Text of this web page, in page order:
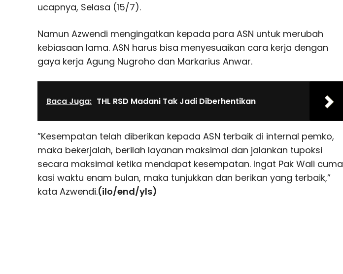
ucapnya, Selasa (15/7).
Namun Azwendi mengingatkan kepada para ASN untuk merubah
kebiasaan lama. ASN harus bisa menyesuaikan cara kerja dengan
gaya kerja Agung Nugroho dan Markarius Anwar.
Baca Juga: THL RSD Madani Tak Jadi Diberhentikan
”Kesempatan telah diberikan kepada ASN terbaik di internal pemko,
maka bekerjalah, berilah layanan maksimal dan jalankan tupoksi
secara maksimal ketika mendapat kesempatan. Ingat Pak Wali cuma
kasi waktu enam bulan, maka tunjukkan dan berikan yang terbaik,”
kata Azwendi.(ilo/end/yls)